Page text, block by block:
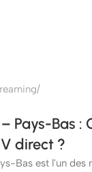
Pays-Bas :
direct ?
Bas est l'un des